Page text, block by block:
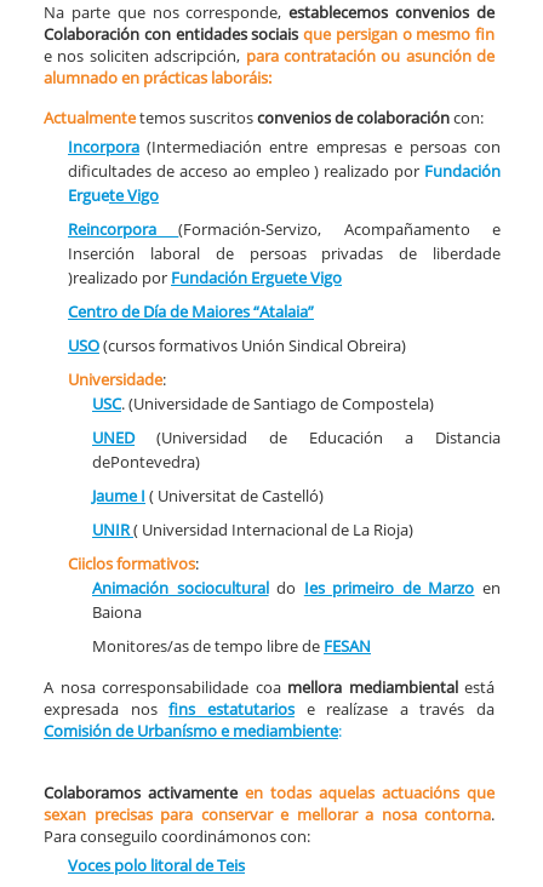
Na parte que nos corresponde,establecemos convenios de
Colaboración con entidades sociais que persigan o mesmo fin
e nos soliciten adscripción, para contratación ou asunción de
alumnado en prácticas laboráis:
Actualmentetemos suscritosconvenios de colaboracióncon:
Incorpora (Intermediación entre empresas e persoas con
dificultades de acceso ao empleo ) realizado por Fundación
ErgueteVigo
Reincorpora(Formación-Servizo, Acompañamento e
Inserción laboral de persoas privadas de liberdade
)realizado por Fundación ErgueteVigo
Centro de Día de Maiores “Atalaia”
USO(cursos formativos Unión Sindical Obreira)
Universidade:
USC. (Universidade de Santiago de Compostela)
UNED(Universidad de Educación a Distancia
dePontevedra)
Jaume I ( Universitat de Castelló)
UNIR( Universidad Internacional de La Rioja)
Ciiclos formativos:
Animación socioculturaldo Ies primeiro de Marzo en
Baiona
Monitores/as de tempo libre de FESAN
A nosa corresponsabilidade coa mellora mediambientalestá
expresada nosfins estatutariose realízase a través da
Comisión de Urbanísmo e mediambiente:
Colaboramos activamente en todas aquelas actuacións que
sexan precisas para conservar e mellorar a nosa contorna.
Para conseguilo coordinámonos con:
Voces polo litoral de Teis